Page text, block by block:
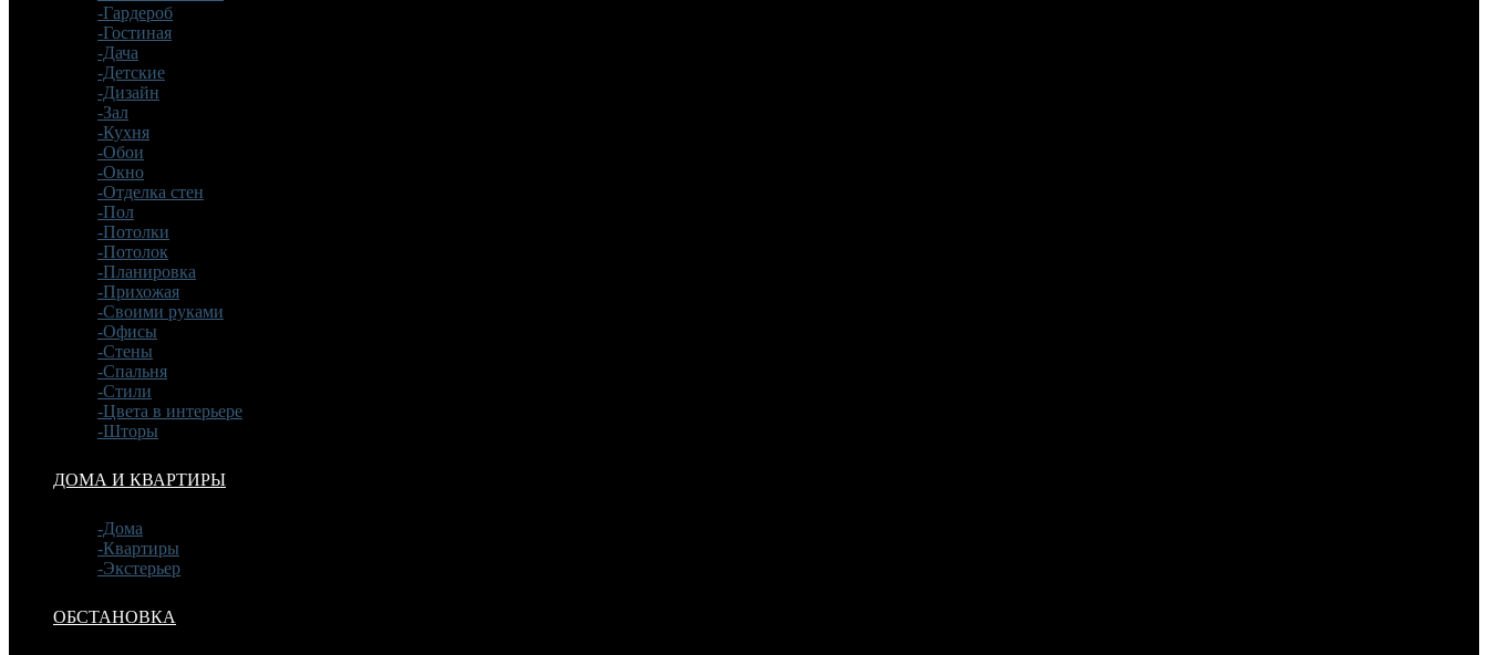
-Гардероб
-Гостиная
-Дача
-Детские
-Дизайн
-Зал
-Кухня
-Обои
-Окно
-Отделка стен
-Пол
-Потолки
-Потолок
-Планировка
-Прихожая
-Своими руками
-Офисы
-Стены
-Спальня
-Стили
-Цвета в интерьере
-Шторы
ДОМА И КВАРТИРЫ
-Дома
-Квартиры
-Экстерьер
ОБСТАНОВКА